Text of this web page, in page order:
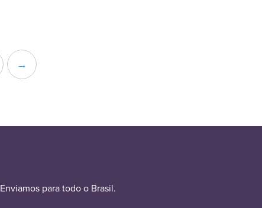
→
Enviamos para todo o Brasil.